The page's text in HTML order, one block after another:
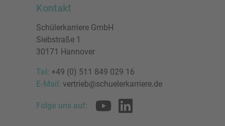
Kontakt
Schülerkarriere GmbH
Siebstraße 1
30171 Hannover
Tel: +49 (0) 511 849 029 16
E-Mail: vertrieb@schuelerkarriere.de
Folge uns auf: